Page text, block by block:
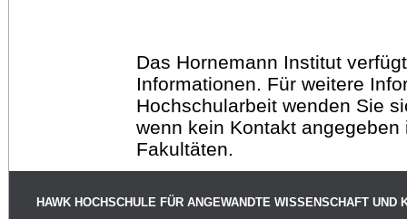
Das Hornemann Institut
Informationen. Für weitere
Hochschularbeit wenden Sie
wenn kein Kontakt
Fakultäten.
HAWK HOCHSCHULE FÜR ANGEWANDTE WISSENSCHAFT UND